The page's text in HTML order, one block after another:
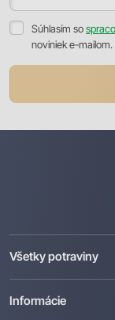
Súhlasím so
noviniek e-mailom.
Všetky potraviny
Informácie